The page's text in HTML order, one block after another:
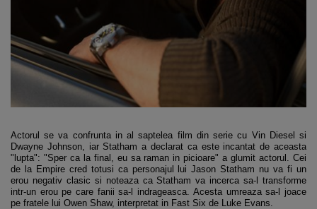
Actorul se va confrunta in al saptelea film din serie cu Vin Diesel si
Dwayne Johnson, iar Statham a declarat ca este incantat de aceasta
"lupta": "Sper ca la final, eu sa raman in picioare" a glumit actorul. Cei
de la Empire cred totusi ca personajul lui Jason Statham nu va fi un
erou negativ clasic si noteaza ca Statham va incerca sa-l transforme
intr-un erou pe care fanii sa-l indrageasca. Acesta umreaza sa-l joace
pe fratele lui Owen Shaw, interpretat in Fast Six de Luke Evans.